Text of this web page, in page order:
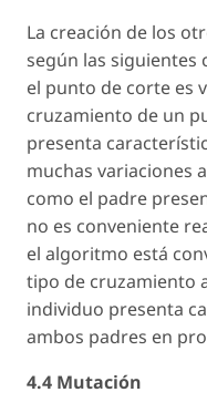
La creación de los
según las siguientes
el punto de corte es
cruzamiento de un
presenta
muchas variaciones
como el padre
no es conveniente
el algoritmo está
tipo de cruzamiento
individuo presenta
ambos padres en
4.4 Mutación